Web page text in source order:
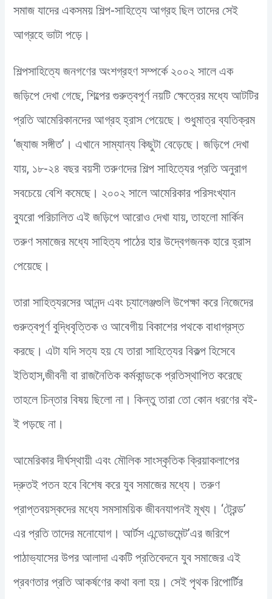
সমাজ যাদের একসময় শিল্প-সাহিত্যে আগ্রহ ছিল তাদের সেই
আগ্রহে ভাটা পড়ে।
শিল্পসাহিত্যে জনগণের অংশগ্রহণ সম্পর্কে ২০০২ সালে এক
জড়িপে দেখা গেছে, শিল্পের গুরুত্বপূর্ণ নয়টি ক্ষেত্রের মধ্যে আটটির
প্রতি আমেরিকানদের আগ্রহ হ্রাস পেয়েছে। শুধুমাত্র ব্যতিক্রম
‘জ্যাজ সঙ্গীত’। এখানে সাম্যান্য কিছুটা বেড়েছে। জড়িপে দেখা
যায়, ১৮-২৪ বছর বয়সী তরুণদের শিল্প সাহিত্যের প্রতি অনুরাগ
সবচেয়ে বেশি কমেছে। ২০০২ সালে আমেরিকার পরিসংখ্যান
ব্যুরো পরিচালিত এই জড়িপে আরোও দেখা যায়, তাহলো মার্কিন
তরুণ সমাজের মধ্যে সাহিত্য পাঠের হার উদ্বেগজনক হারে হ্রাস
পেয়েছে।
তারা সাহিত্যরসের আনন্দ এবং চ্যালেঞ্জগুলি উপেক্ষা করে নিজেদের
গুরুত্বপূর্ণ বুদ্ধিবৃত্তিক ও আবেগীয় বিকাশের পথকে বাধাগ্রস্ত
করছে। এটা যদি সত্য হয় যে তারা সাহিত্যের বিকল্প হিসেবে
ইতিহাস,জীবনী বা রাজনৈতিক কর্মকান্ডকে প্রতিস্থাপিত করেছে
তাহলে চিন্তার বিষয় ছিলো না। কিন্তু তারা তো কোন ধরণের বই-
ই পড়ছে না।
আমেরিকার দীর্ঘস্থায়ী এবং মৌলিক সাংস্কৃতিক ক্রিয়াকলাপের
দ্রুতই পতন হবে বিশেষ করে যুব সমাজের মধ্যে। তরুণ
প্রাপ্তবয়স্কদের মধ্যে সমসাময়িক জীবনযাপনই মূখ্য। ‘ট্রেন্ড’
এর প্রতি তাদের মনোযোগ। আর্টস এন্ডোভমেন্ট’এর জরিপে
পাঠাভ্যাসের উপর আলাদা একটি প্রতিবেদনে যুব সমাজের এই
প্রবণতার প্রতি আকর্ষণের কথা বলা হয়। সেই পৃথক রিপোর্টির